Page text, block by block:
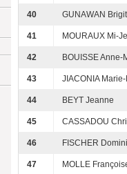
40 GUNAWAN
41 MOURAUX Mi-
42 BOUISSE Anne-
43 JIACONIA
44 BEYT Jeanne
45 CASSADOU
46 FISCHER
47 MOLLE